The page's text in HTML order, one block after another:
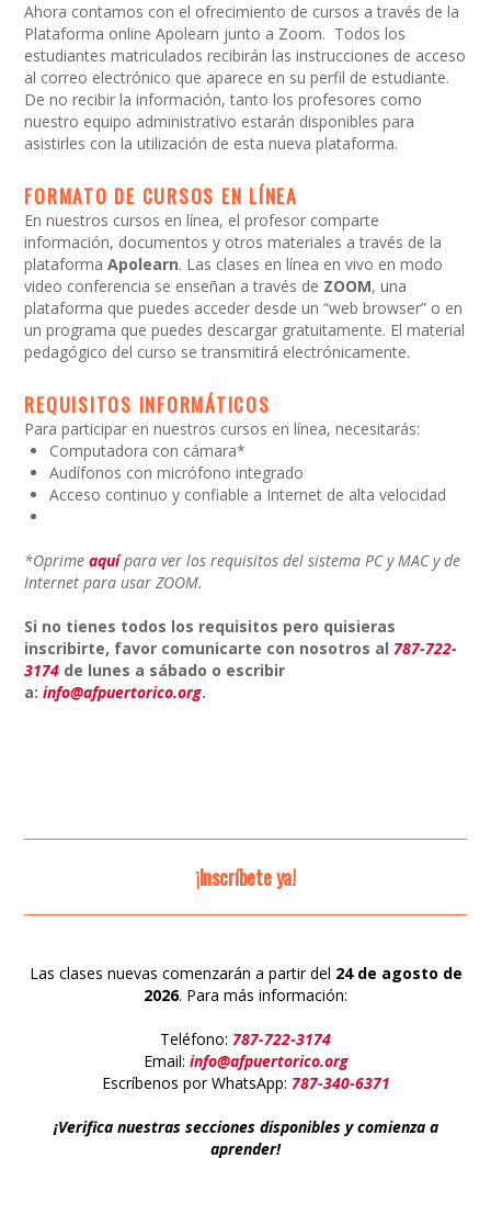
Ahora contamos con el ofrecimiento de cursos a través de la
Plataforma online Apolearn junto a Zoom. Todos los
estudiantes matriculados recibirán las instrucciones de acceso
al correo electrónico que aparece en su perfil de estudiante.
De no recibir la información, tanto los profesores como
nuestro equipo administrativo estarán disponibles para
asistirles con la utilización de esta nueva plataforma.
FORMATO DE CURSOS EN LÍNEA
En nuestros cursos en línea, el profesor comparte
información, documentos y otros materiales a través de la
plataformaApolearn. Las clases en línea en vivo en modo
video conferencia se enseñan a través de ZOOM, una
plataforma que puedes acceder desde un “web browser” o en
un programa que puedes descargar gratuitamente. El material
pedagógico del curso se transmitirá electrónicamente.
REQUISITOS INFORMÁTICOS
Para participar en nuestros cursos en línea, necesitarás:
Computadora con cámara*
Audífonos con micrófono integrado
Acceso continuo y confiable a Internet de alta velocidad
*Oprimeaquípara ver los requisitos del sistema PC y MAC y de
Internet para usar ZOOM.
Si no tienes todos los requisitos pero quisieras
inscribirte, favor comunicarte con nosotros al787-722-
3174 de lunes a sábado o escribir
a:info@afpuertorico.org.
¡Inscríbete ya!
Las clases nuevas comenzarán a partir del 24 de agosto de
2026. Para más información:
Teléfono: 787-722-3174
Email: info@afpuertorico.org
Escríbenos por WhatsApp: 787-340-6371
¡Verifica nuestras secciones disponibles y comienza a
aprender!